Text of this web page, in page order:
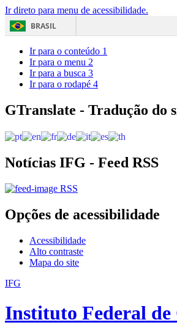
Ir direto para menu de acessibilidade.
BRASIL
Ir para o conteúdo 1
Ir para o menu 2
Ir para a busca 3
Ir para o rodapé 4
GTranslate - Tradução do
Notícias IFG - Feed RSS
RSS
Opções de acessibilidade
Acessibilidade
Alto contraste
Mapa do site
IFG
Instituto Federal de